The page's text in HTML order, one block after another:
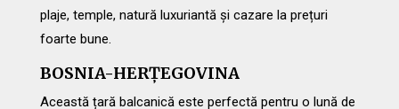
plaje, temple, natură luxuriantă și cazare la prețuri
foarte bune.
BOSNIA-HERȚEGOVINA
Această țară balcanică este perfectă pentru o lună de